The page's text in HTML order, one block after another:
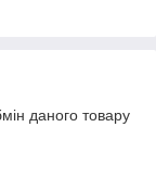
даного товару